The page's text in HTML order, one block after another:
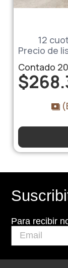
12
Precio de
Contado
$
Para recibir